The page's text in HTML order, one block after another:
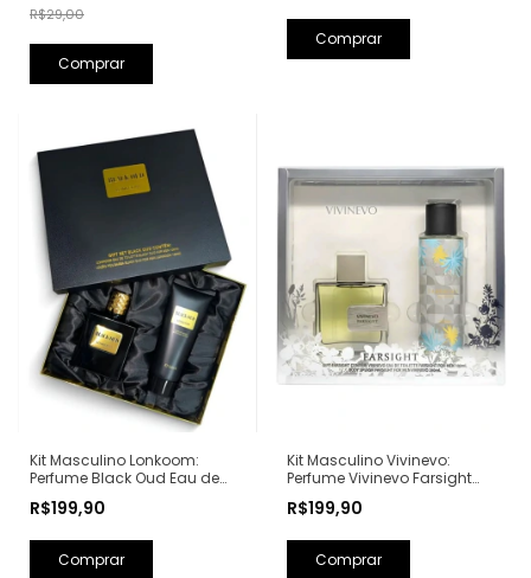
Revista Top Brands
R$29,00
Comprar
Kit Masculino Lonkoom:
Perfume Black Oud Eau de
Barba Perfumada 150ml
R$199,90
Kit Masculino Vivinevo:
Perfume Vivinevo Farsight
Splash Farsight 250ml
R$199,90